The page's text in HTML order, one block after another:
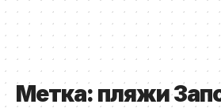
Метка: пляжи